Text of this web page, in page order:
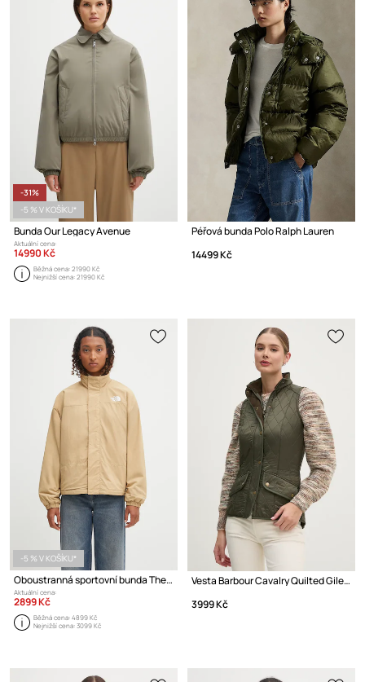
-31%
-5 % V KOŠÍKU*
Bunda Our Legacy Avenue
Aktuální cena:
14990 Kč
Běžná cena:21990 Kč
Nejnižší cena:21990 Kč
Péřová bunda Polo Ralph Lauren
14499 Kč
-5 % V KOŠÍKU*
Oboustranná sportovní bunda The North Face Yumiori
Aktuální cena:
2899 Kč
Běžná cena:4899 Kč
Nejnižší cena:3099 Kč
Vesta Barbour Cavalry Quilted Gilet
3999 Kč